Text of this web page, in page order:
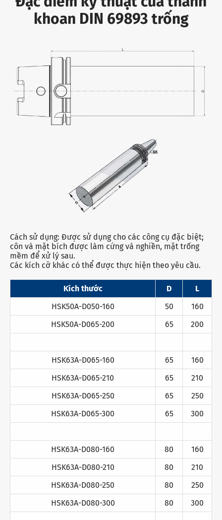
khoan DIN 69893 trống
Cách sử dụng: Được sử dụng cho các công cụ đặc biệt;
côn và mặt bích được làm cứng và nghiền, mặt trống
mềm để xử lý sau.
Các kích cỡ khác có thể được thực hiện theo yêu cầu.
Kích thước D
L
HSK50A-D050-160
50
160
HSK50A-D065-200
65 200
HSK63A-D065-160 65
160
HSK63A-D065-210
65
210
HSK63A-D065-250
65
250
HSK63A-D065-300
65 300
HSK63A-D080-160 80
160
HSK63A-D080-210
80
210
HSK63A-D080-250
80
250
HSK63A-D080-300
80 300